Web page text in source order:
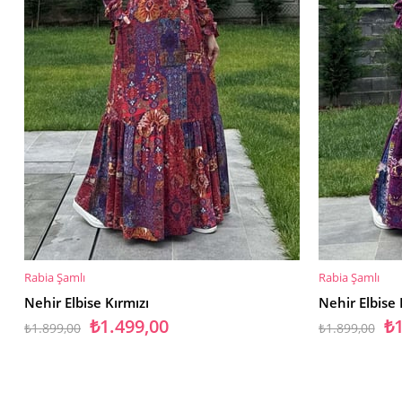
SEPETE EKLE
Rabia Şamlı
Nehir Elbise Kırmızı
₺1.499,00
₺1.899,00
SEPETE EKLE
Rabia Şamlı
Nehir Elbise
₺1.899,00